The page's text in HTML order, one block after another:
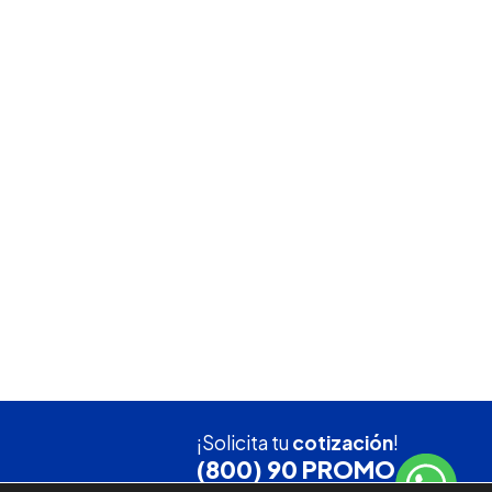
¡Solicita tucotización!
(800) 90 PROMO